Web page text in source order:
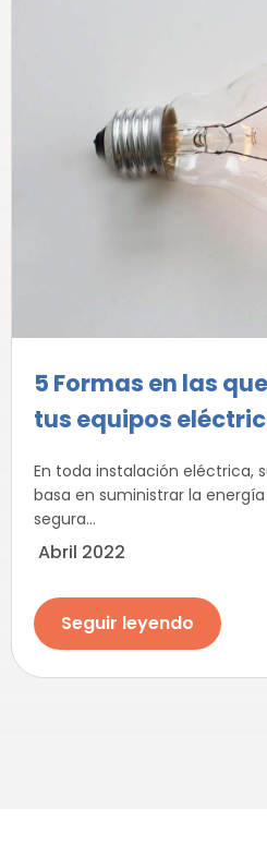
5 Formas en las
tus equipos
En toda instalación eléctrica,
basa en suministrar la
segura...
Abril 2022
Seguir leyendo